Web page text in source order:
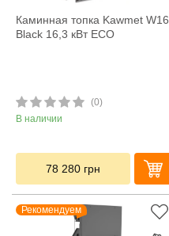
Каминная топка Kawmet W16
Black 16,3 кВт ECO
(0)
В наличии
78 280 грн
Рекомендуем